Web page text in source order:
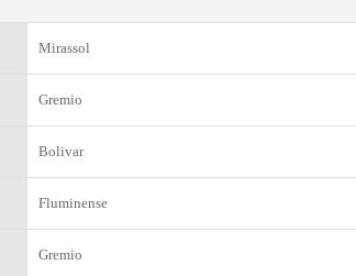
Mirassol
Gremio
Bolivar
Fluminense
Gremio